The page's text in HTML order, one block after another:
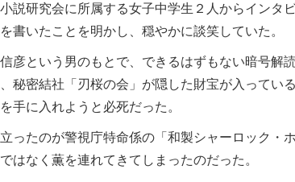
説研究会に所属する女子中学生２人からインタ
書いたことを明かし、穏やかに談笑していた。
彦という男のもとで、できるはずもない暗号解
秘密結社「刃桜の会」が隠した財宝が入ってい
手に入れようと必死だった。
ったのが警視庁特命係の「和製シャーロック・
はなく薫を連れてきてしまったのだった。